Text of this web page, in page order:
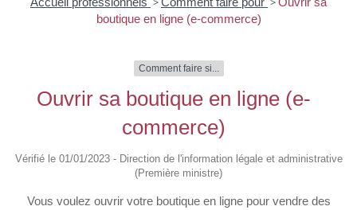
boutique en ligne (e-commerce)
Comment faire si...
Ouvrir sa boutique en ligne (e-
commerce)
Vérifié le 01/01/2023 - Direction de l'information légale et administrative
(Première ministre)
Vous voulez ouvrir votre boutique en ligne pour vendre des